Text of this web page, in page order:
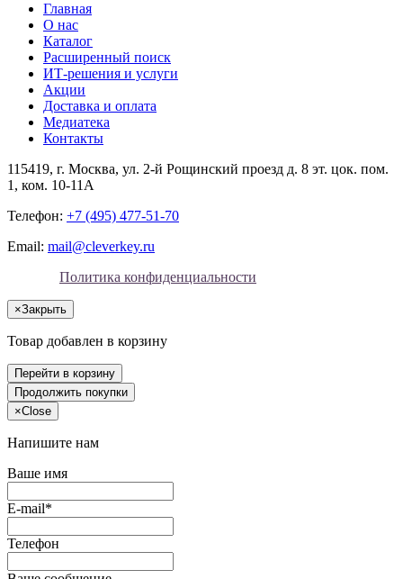
Главная
О нас
Каталог
Расширенный поиск
ИТ-решения и услуги
Акции
Доставка и оплата
Медиатека
Контакты
115419, г. Москва, ул. 2-й Рощинский проезд д. 8 эт. цок. пом.
1, ком. 10-11А
Телефон: +7 (495) 477-51-70
Email: mail@cleverkey.ru
Политика конфиденциальности
×Закрыть
Товар добавлен в корзину
Перейти в корзину
Продолжить покупки
×Close
Напишите нам
Ваше имя
E-mail*
Телефон